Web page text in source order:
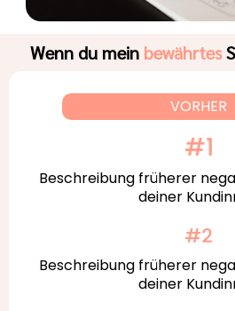
Wenn du mein bewährtes
VORHER
Beschreibung früherer
deiner
Beschreibung früherer
deiner